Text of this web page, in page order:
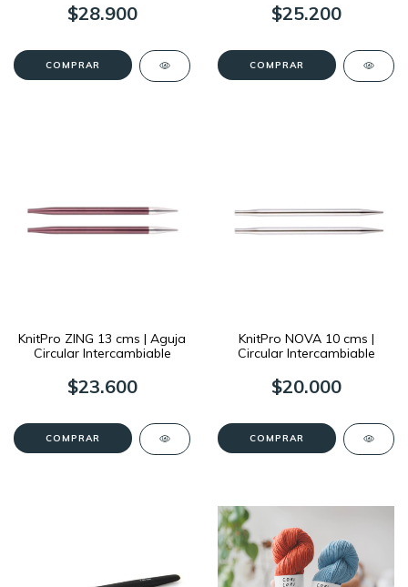
$28.900
COMPRAR
$25.200
COMPRAR
KnitPro ZING 13 cms | Aguja
Circular Intercambiable
$23.600
COMPRAR
KnitPro NOVA 10 cms |
Circular Intercambiable
$20.000
COMPRAR